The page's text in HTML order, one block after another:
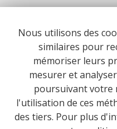
Website co-funded by
Nous utilisons des
similaires pour
mémoriser leurs
mesurer et
poursuivant votre
l'utilisation de ces
des tiers. Pour plus